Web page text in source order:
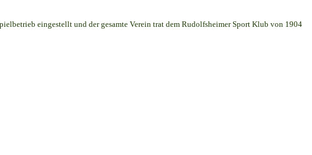
eingestellt und der gesamte Verein trat dem Rudolfsheimer Sport Klub von 1904